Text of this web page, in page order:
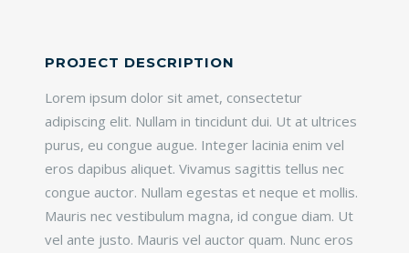
PROJECT DESCRIPTION
Lorem ipsum dolor sit amet, consectetur
adipiscing elit. Nullam in tincidunt dui. Ut at ultrices
purus, eu congue augue. Integer lacinia enim vel
eros dapibus aliquet. Vivamus sagittis tellus nec
congue auctor. Nullam egestas et neque et mollis.
Mauris nec vestibulum magna, id congue diam. Ut
vel ante justo. Mauris vel auctor quam. Nunc eros